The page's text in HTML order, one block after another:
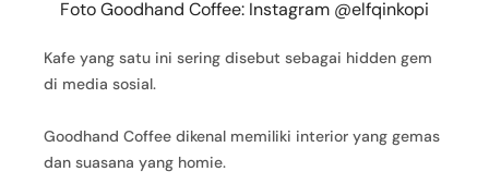
Foto Goodhand Coffee: Instagram @elfqinkopi
Kafe yang satu ini sering disebut sebagai hidden gem
di media sosial.
Goodhand Coffee dikenal memiliki interior yang gemas
dan suasana yang homie.